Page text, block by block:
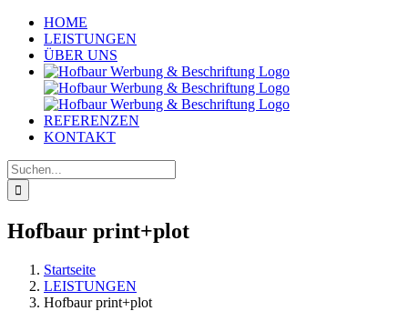
Zum
Inhalt
springen
HOME
LEISTUNGEN
ÜBER UNS
REFERENZEN
KONTAKT
Suche
nach:
Hofbaur print+plot
Startseite
LEISTUNGEN
Hofbaur print+plot